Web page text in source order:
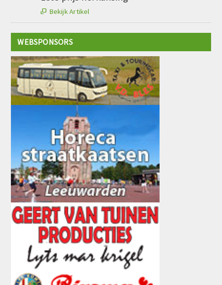
 Bekijk Artikel
WEBSPONSORS